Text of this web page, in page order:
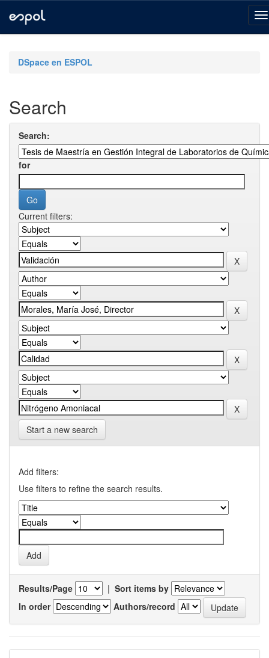
navigationDSpace en ESPOL
Search
Search:
for
Current filters:
Start a new search
Add filters:
Use filters to refine the search results.
Results/Page | Sort items by
In order
Authors/record